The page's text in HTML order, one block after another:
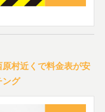
村近くで料金表が安
ング